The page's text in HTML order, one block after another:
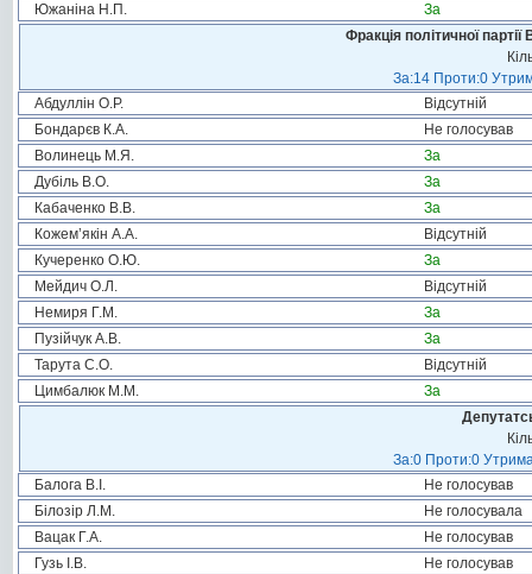
Южаніна Н.П.
За
Фракція політичної
За:14 Проти:0
Абдуллін О.Р.
Відсутній
Бондарєв К.А.
Не голосував
Волинець М.Я.
За
Дубіль В.О.
За
Кабаченко В.В.
За
Кожем’якін А.А.
Відсутній
Кучеренко О.Ю.
За
Мейдич О.Л.
Відсутній
Немиря Г.М.
За
Пузійчук А.В.
За
Тарута С.О.
Відсутній
Цимбалюк М.М.
За
За:0 Проти:0
Балога В.І.
Не голосував
Білозір Л.М.
Не голосувала
Вацак Г.А.
Не голосував
Гузь І.В.
Не голосував